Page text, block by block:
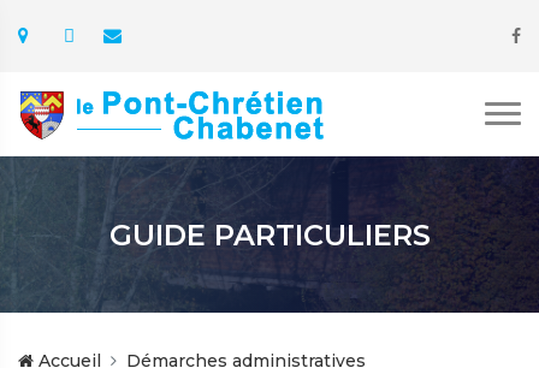
GUIDE PARTICULIERS
Accueil
Démarches administratives